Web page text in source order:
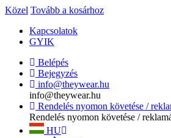
Közel Tovább a kosárhoz
Kapcsolatok
GYIK
Belépés
Bejegyzés
info@theywear.hu
info@theywear.hu
Rendelés nyomon követése /
Rendelés nyomon követése /
HU